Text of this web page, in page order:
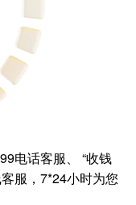
电话客服、 “收钱
服，7*24小时为您